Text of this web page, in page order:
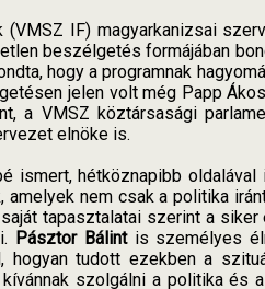
IF) magyarkanizsai
beszélgetés formájában
hogy a programnak
jelen volt még Papp
a VMSZ köztársasági
elnöke is.
ismert, hétköznapibb
nem csak a politika
tapasztalatai szerint a
Pásztor Bálintis személyes
tudott ezekben a
szolgálni a politika és